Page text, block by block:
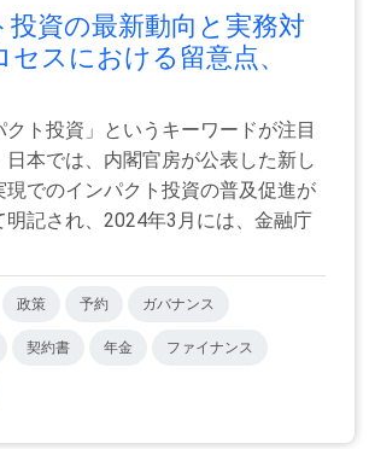
投資の最新動向と実務対
セスにおける留意点、
ト投資」というキーワードが注目
日本では、内閣官房が公表した新し
現でのインパクト投資の普及促進が
明記され、2024年3月には、金融庁
政策 予約 ガバナンス
契約書 年金 ファイナンス